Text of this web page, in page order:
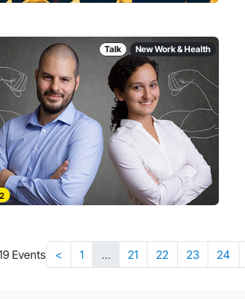
Talk New Work & Health
Events < 1 … 21 22 23 24